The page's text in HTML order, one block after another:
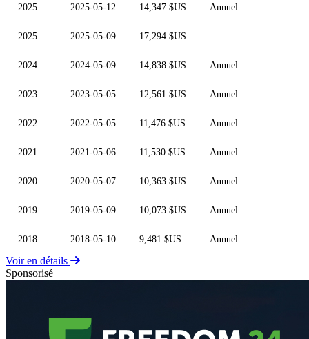
2025 2025-05-12 14,347 $US Annuel
2025 2025-05-09 17,294 $US
2024 2024-05-09 14,838 $US Annuel
2023 2023-05-05 12,561 $US Annuel
2022 2022-05-05 11,476 $US Annuel
2021 2021-05-06 11,530 $US Annuel
2020 2020-05-07 10,363 $US Annuel
2019 2019-05-09 10,073 $US Annuel
2018 2018-05-10 9,481 $US Annuel
Voir en détails
Sponsorisé